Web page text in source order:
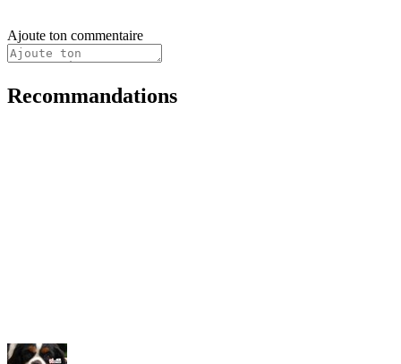
Ajoute ton commentaire
Recommandations